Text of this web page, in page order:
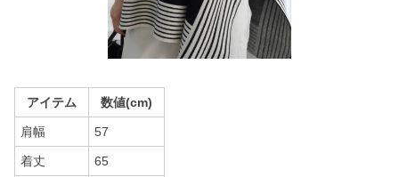
アイテム 数値(cm)
肩幅 57
着丈 65